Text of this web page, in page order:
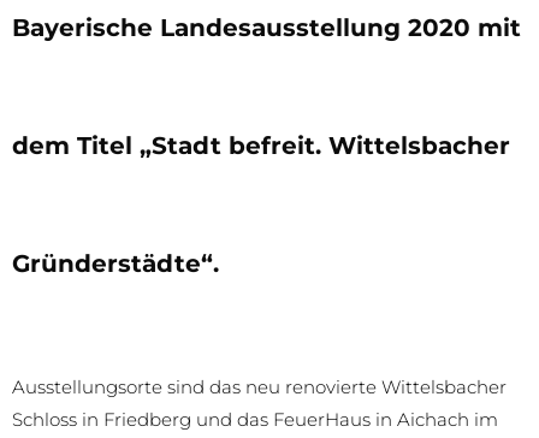
Bayerische Landesausstellung 2020 mit
dem Titel „Stadt befreit. Wittelsbacher
Gründerstädte“.
Ausstellungsorte sind das neu renovierte Wittelsbacher
Schloss in Friedberg und das FeuerHaus in Aichach im